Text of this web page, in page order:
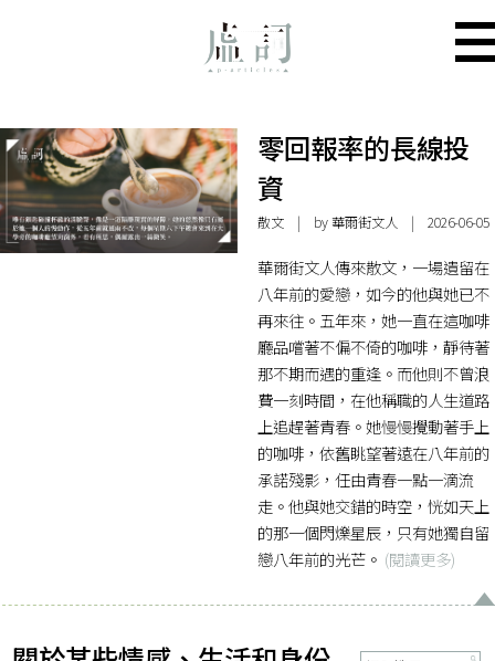
零回報率的長線投
資
散文| by 華爾街文人 | 2026-06-05
華爾街文人傳來散文，一場遺留在
八年前的愛戀，如今的他與她已不
再來往。五年來，她一直在這咖啡
廳品嚐著不偏不倚的咖啡，靜待著
那不期而遇的重逢。而他則不曾浪
費一刻時間，在他稱職的人生道路
上追趕著青春。她慢慢攪動著手上
的咖啡，依舊眺望著遠在八年前的
承諾殘影，任由青春一點一滴流
走。他與她交錯的時空，恍如天上
的那一個閃爍星辰，只有她獨自留
戀八年前的光芒。 (閱讀更多)